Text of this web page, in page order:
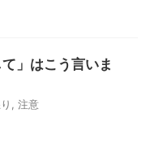
」はこう言いま
注意